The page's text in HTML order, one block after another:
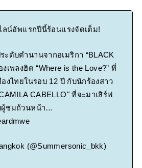
ลน์อัพแรกปีนี้ร้อนแรงจัดเต็ม!
ะดับตำนานจากอเมริกา “BLACK
งเพลงฮิต “Where is the Love?” ที่
องไทยในรอบ 12 ปี กับนักร้องสาว
CABELLO" ที่จะมาเสิร์ฟ
ผู้ชมถ้วนหน้า…
(@Summersonic_bkk)